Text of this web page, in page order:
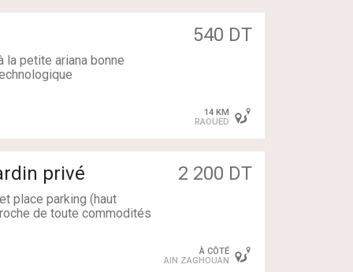
de bain
540 DT
la petite ariana bonne
14 KM
RAOUED
privé 2 200 DT
place parking (haut
de toute commodités
À CÔTÉ
AIN ZAGHOUAN